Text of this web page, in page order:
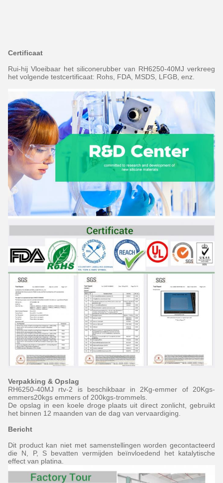
Certificaat
Rui-hij Vloeibaar het siliconerubber van RH6250-40MJ verkreeg
het volgende testcertificaat: Rohs, FDA, MSDS, LFGB, enz.
Verpakking & Opslag
RH6250-40MJ rtv-2 is beschikbaar in 2Kg-emmer of 20Kgs-
emmers20kgs emmers of 200kgs-trommels.
De opslag in een koele droge plaats uit direct zonlicht, gebruikt
het binnen 12 maanden van de dag van vervaardiging.
Bericht
Dit product kan niet met samenstellingen worden gecontacteerd
die N, P, S bevatten vermijden beïnvloedend het katalytische
effect van platina.